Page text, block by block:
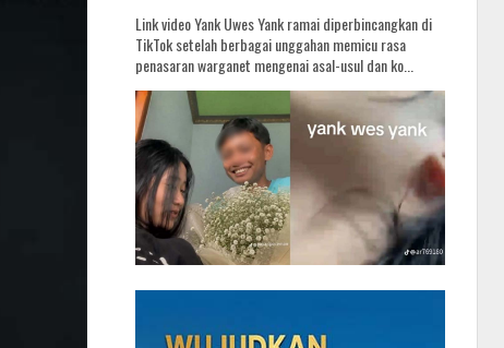
Link video Yank Uwes Yank ramai diperbincangkan di
TikTok setelah berbagai unggahan memicu rasa
penasaran warganet mengenai asal-usul dan ko...